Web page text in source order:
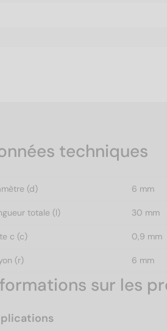
techniques
(d) 6 mm
totale (l) 30 mm
c (c) 0,9 mm
(r) 6 mm
sur les